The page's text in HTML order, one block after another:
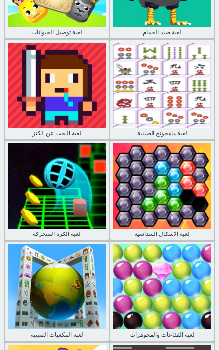
لعبة توصيل الحيوانات لعبة صيد الحمام
لعبة البحث عن الكنز لعبة ماهجونج الصينية
لعبة الكرة المتحركة لعبة الاشكال السداسية
لعبة المكعبات الصينية لعبة الفقاعات والمجوهرات